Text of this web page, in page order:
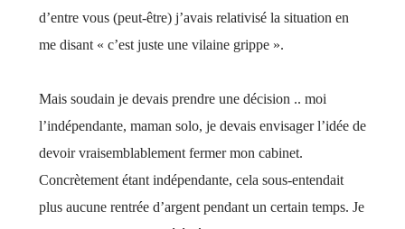
d’entre vous (peut-être) j’avais relativisé la situation en
me disant « c’est juste une vilaine grippe ».
Mais soudain je devais prendre une décision .. moi
l’indépendante, maman solo, je devais envisager l’idée de
devoir vraisemblablement fermer mon cabinet.
Concrètement étant indépendante, cela sous-entendait
plus aucune rentrée d’argent pendant un certain temps. Je